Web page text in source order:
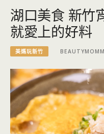
湖口美食 新竹
就愛上的好料
美媽玩新竹